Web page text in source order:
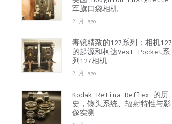
军旗口袋相机
2 月 ago
毒镜精致的127系列：相机127
的起源和柯达Vest Pocket系
列127相机
2 月 ago
Kodak Retina Reflex 的历
史，镜头系统、辐射特性与影
像实测